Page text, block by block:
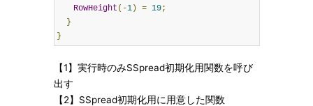
RowHeight (-1) = 19;
}
}
【1】実行時のみSSpread初期化用関数を呼び
出す
【2】SSpread初期化用に用意した関数